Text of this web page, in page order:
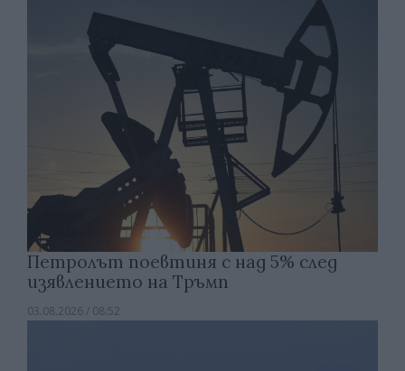
Петролът поевтиня с над 5% след
изявлението на Тръмп
03.08.2026 / 08:52